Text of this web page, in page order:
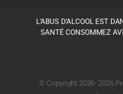
L’ABUS D’ALCOOL EST
SANTÉ CONSOMMEZ
© Copyright 2026- 2026